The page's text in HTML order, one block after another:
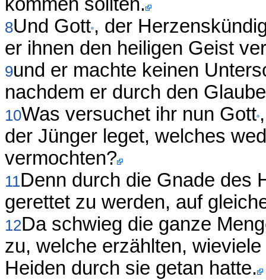
8Und Gott , der
er ihnen den heiligen Geist
9und er machte keinen
nachdem er durch den
10Was versuchet ihr nun Gott
der Jünger leget, welches
vermochten?
11Denn durch die Gnade des
gerettet zu werden, auf
12Da schwieg die ganze
zu, welche erzählten,
Heiden durch sie getan hatte.